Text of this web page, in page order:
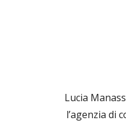
Lucia
l’agenzia di